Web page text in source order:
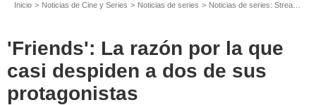
Inicio Noticias de Cine y Series Noticias de series Noticias de series: Streaming
'Friends': La razón por la que
casi despiden a dos de sus
protagonistas